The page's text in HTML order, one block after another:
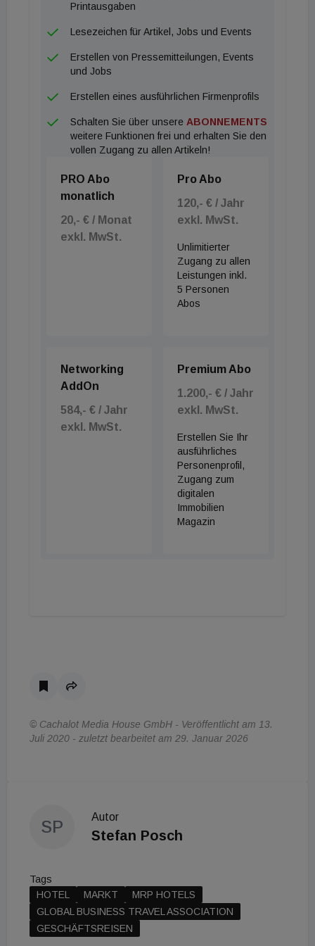
namentlich in den Städten, werden bis zu einem
gewissen Grad auch umdenken müssen. So
derzeit nicht gebraucht werden, als kurzfristig
Die Nachfrage nach solchen "just in time" Räumen
ist laut einigen Consultern sehr wohl gegeben:
nämlich durch Unternehmen, die (ebenfalls im Zuge
aufgegeben haben, dort aber weiter präsent sein
wollen.
Printausgaben
Lesezeichen für Artikel, Jobs und Events
Erstellen von Pressemitteilungen, Events
und Jobs
Erstellen eines ausführlichen Firmenprofils
Schalten Sie über unsere ABONNEMENTS
weitere Funktionen frei und erhalten Sie den
vollen Zugang zu allen Artikeln!
PRO Abo
monatlich
20,- € / Monat
exkl. MwSt.
Pro Abo
120,- € / Jahr
exkl. MwSt.
Unlimitierter
Zugang zu allen
Leistungen inkl.
5 Personen
Abos
Networking
AddOn
584,- € / Jahr
exkl. MwSt.
Premium Abo
1.200,- € / Jahr
exkl. MwSt.
Erstellen Sie Ihr
ausführliches
Personenprofil,
Zugang zum
digitalen
Immobilien
Magazin
© Cachalot Media House GmbH - Veröffentlicht am 13.
Juli 2020 - zuletzt bearbeitet am 29. Januar 2026
SP
Autor
Stefan Posch
Tags
HOTEL
MARKT
MRP HOTELS
GLOBAL BUSINESS TRAVEL ASSOCIATION
GESCHÄFTSREISEN